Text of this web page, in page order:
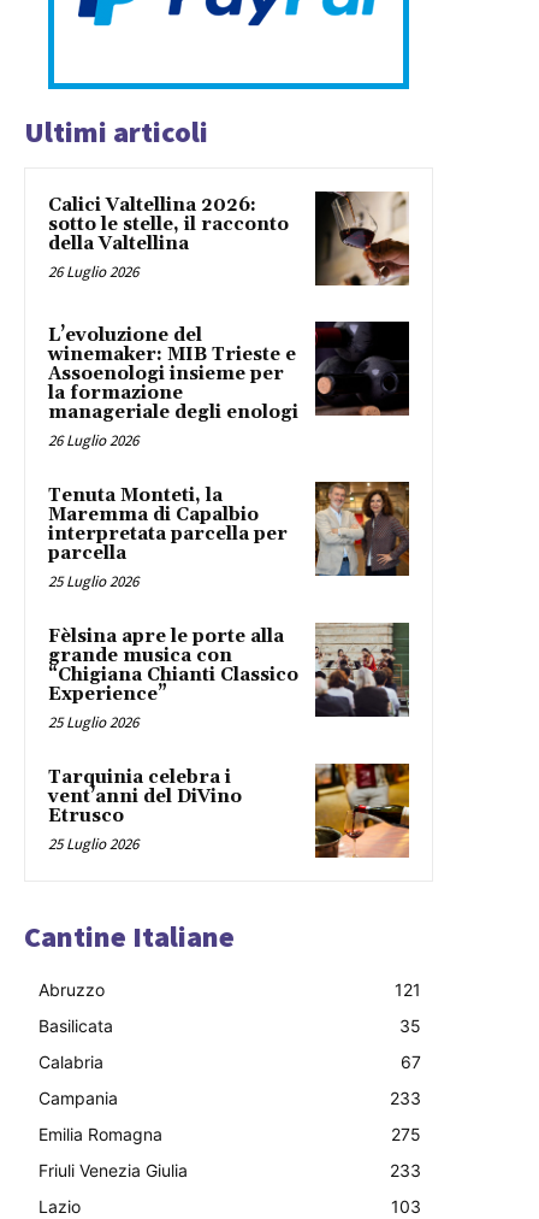
Ultimi articoli
Calici Valtellina 2026:
sotto le stelle, il racconto
della Valtellina
26 Luglio 2026
L’evoluzione del
winemaker: MIB Trieste e
Assoenologi insieme per
la formazione
manageriale degli enologi
26 Luglio 2026
Tenuta Monteti, la
Maremma di Capalbio
interpretata parcella per
parcella
25 Luglio 2026
Fèlsina apre le porte alla
grande musica con
“Chigiana Chianti Classico
Experience”
25 Luglio 2026
Tarquinia celebra i
vent’anni del DiVino
Etrusco
25 Luglio 2026
Cantine Italiane
Abruzzo
121
Basilicata
35
Calabria
67
Campania
233
Emilia Romagna
275
Friuli Venezia Giulia
233
Lazio
103